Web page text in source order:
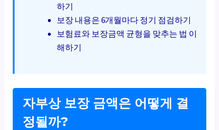
하기
보장 내용은 6개월마다 정기 점검하기
보험료와 보장금액 균형을 맞추는 법 이
해하기
자부상 보장 금액은 어떻게 결
정될까?